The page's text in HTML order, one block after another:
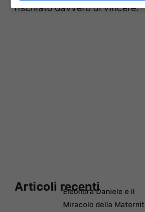
rischiato davvero di vincere.
Articoli recentiEleonora Daniele e il
Miracolo della